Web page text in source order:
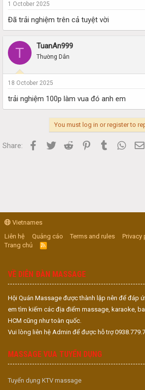
1 October 2025
Đã trải nghiệm trên cả tuyệt vời
T TuanAn999
Thường Dân
18 October 2025
trải nghiệm 100p làm vua đó anh em
You must log in or register to
Share: Facebook
Twitter Reddit PinterestTumblr
Vietnames
Liên hệ
Quảng cáo Terms and rules Privacy
Trang chủ
R
S
VỀ DIỄN ĐÀN MASSAGE
Hội Quán Massage được thành lập nên để đáp
em tìm kiếm các địa điểm massage, karaoke,
HCM cũng như toàn quốc.
Vui lòng liên hệ Admin để được hỗ trợ
MASSAGE VUA TUYỂN DỤNG
Tuyển dụng KTV massage